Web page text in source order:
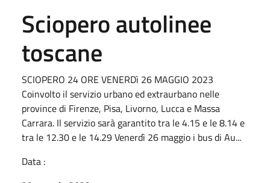
Sciopero autolinee
toscane
SCIOPERO 24 ORE VENERDì 26 MAGGIO 2023
Coinvolto il servizio urbano ed extraurbano nelle
province di Firenze, Pisa, Livorno, Lucca e Massa
Carrara. Il servizio sarà garantito tra le 4.15 e le 8.14 e
tra le 12.30 e le 14.29 Venerdì 26 maggio i bus di Au...
Data :